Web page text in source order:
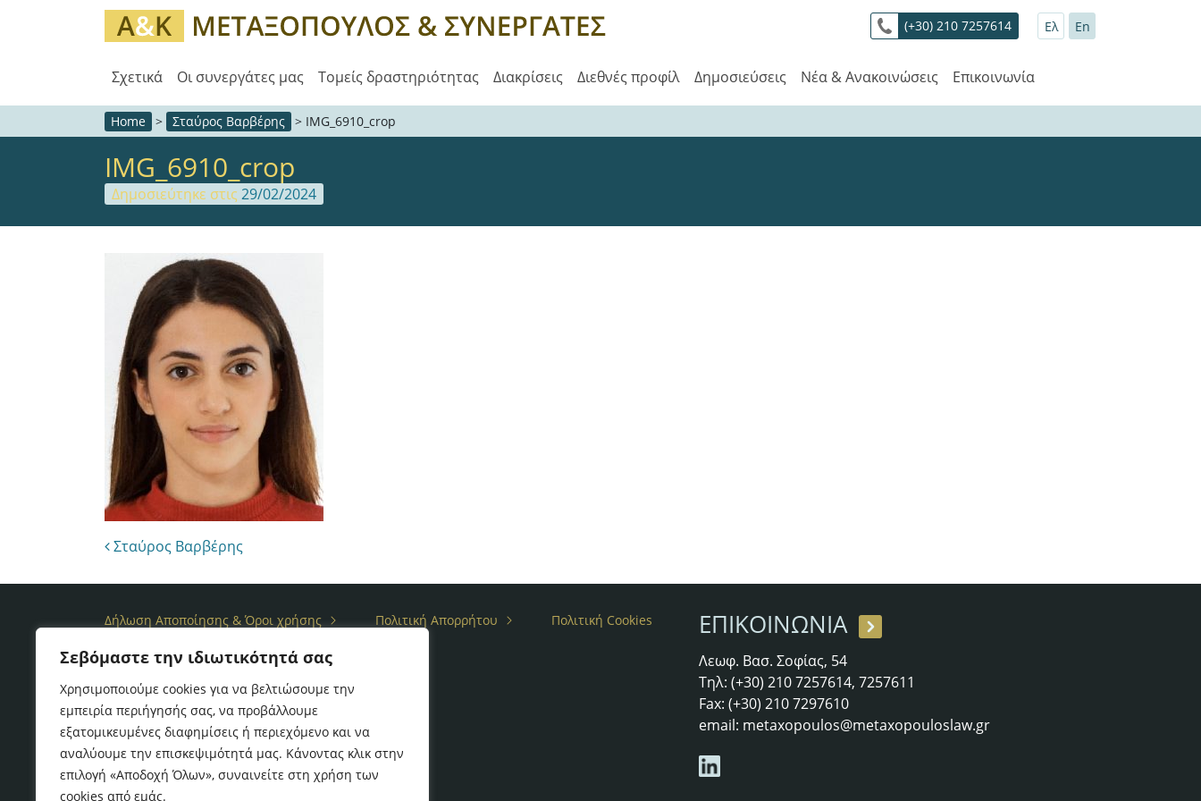
Σεβόμαστε την ιδιωτικότητά σας
Χρησιμοποιούμε cookies για να βελτιώσουμε την
εμπειρία περιήγησής σας, να προβάλλουμε
εξατομικευμένες διαφημίσεις ή περιεχόμενο και να
αναλύουμε την επισκεψιμότητά μας. Κάνοντας κλικ στην
επιλογή «Αποδοχή Όλων», συναινείτε στη χρήση των
cookies από εμάς.
(+30) 210 7257614 Ελ En
Σχετικά Οι συνεργάτες μας Τομείς δραστηριότητας Διακρίσεις Διεθνές προφίλ Δημοσιεύσεις Νέα & Ανακοινώσεις Επικοινωνία
Home > Σταύρος Βαρβέρης > IMG_6910_crop
IMG_6910_crop
Δημοσιεύτηκε στις 29/02/2024
Post navigation
Σταύρος Βαρβέρης
Δήλωση Αποποίησης & Όροι χρήσης Πολιτική Απορρήτου Πολιτική Cookies
Copyright © 2017 Α&Κ ΜΕΤΑΞΟΠΟΥΛΟΣ & Συνεργάτες
ΕΠΙΚΟΙΝΩΝΙΑ
Λεωφ. Βασ. Σοφίας, 54
Τηλ: (+30) 210 7257614, 7257611
Fax: (+30) 210 7297610
email: metaxopoulos@metaxopouloslaw.gr